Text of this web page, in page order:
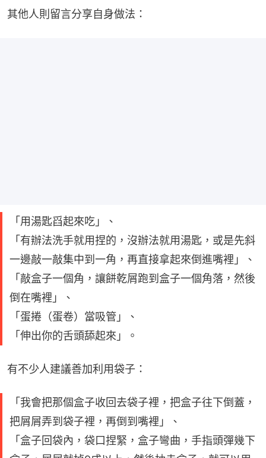
其他人則留言分享自身做法：
「用湯匙舀起來吃」、
「有辦法洗手就用捏的，沒辦法就用湯匙，或是先斜
一邊敲一敲集中到一角，再直接拿起來倒進嘴裡」、
「敲盒子一個角，讓餅乾屑跑到盒子一個角落，然後
倒在嘴裡」、
「蛋捲（蛋卷）當吸管」、
「伸出你的舌頭舔起來」。
有不少人建議善加利用袋子：
「我會把那個盒子收回去袋子裡，把盒子往下倒蓋，
把屑屑弄到袋子裡，再倒到嘴裡」、
「盒子回袋內，袋口捏緊，盒子彎曲，手指頭彈幾下